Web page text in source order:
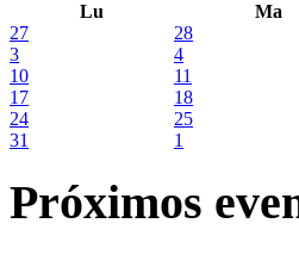
Lu
Ma
27
28
3
4
10
11
17
18
24
25
31
1
Próximos